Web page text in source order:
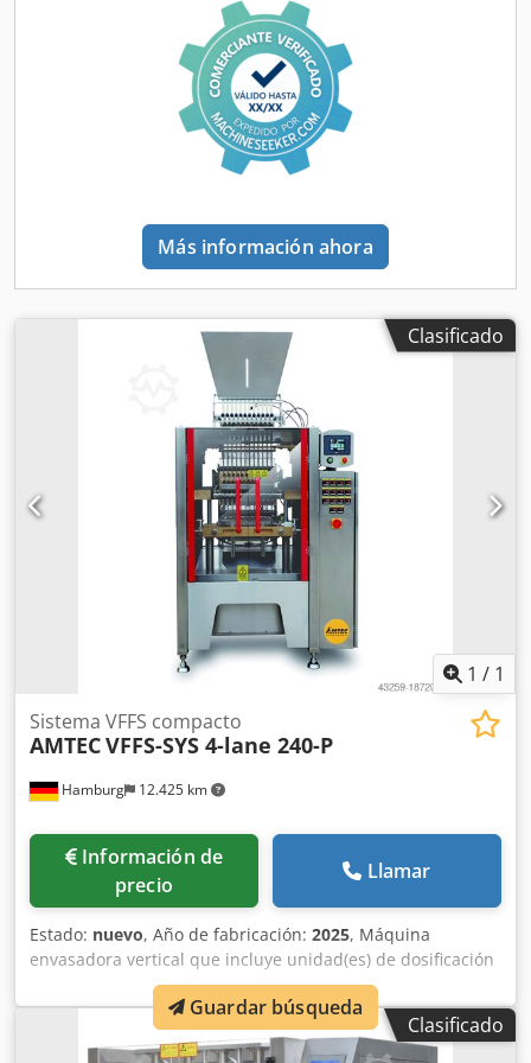
película, control de convertidor AB, versión en acero
inoxidable (SS304), unidad de llenado de copa vibratoria
para gránulos. - Especificaciones: velocidad máxima del
ciclo de la máquina en reposo: 8x60 ciclos/minuto;
Precisión: +/-10%, adecuado para todas las películas
BOPP/PE y laminadas; Tamaños de las bolsas: L(50-
350)xW(10-50)mm; Potencia: 220 V, 5,5 kW; Aire
L1700xW1400XH1900mm; Peso: 650kg. La máquina/sistema
también está disponible en otras versiones para diferentes
tamaños de embalaje y velocidades de embalaje. Cedpfov
precios suelen ser más bajos que los precios usados
habituales. Simplemente pregúntenos y díganos su tarea
de embalaje. - Normalmente hay entre 30 y 50 máquinas
nuevas diferentes disponibles de inmediato en stock.
Además, tenemos plazos de entrega muy cortos de
aproximadamente 3 semanas para máquinas fabricadas
según las especificaciones del cliente. - Todas las
máquinas están disponibles con garantía total.
Más información ahora
Clasificado
1 / 1
Hamburg 12.425 km
Sistema VFFS compacto
AMTECVFFS-SYS 4-lane 240-P
Información de
precio
Llamar
Estado: nuevo, Año de fabricación: 2025, Máquina
envasadora vertical que incluye unidad(es) de dosificación
con 4 líneas de producción para la producción de "stick
packs" con una costura central trasera (alternativamente:
soldada en 3 o 4 lados, con un costo adicional) paraClasificado
Guardar búsqueda